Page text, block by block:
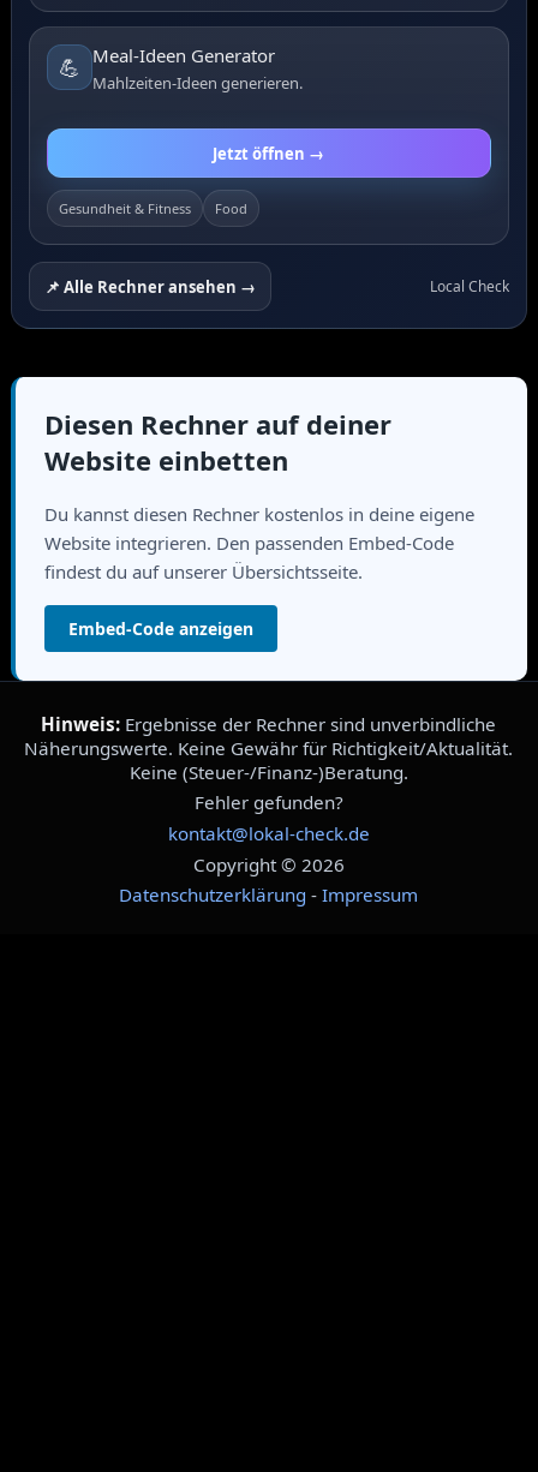
💪 Meal-Ideen Generator
Mahlzeiten-Ideen generieren.
Jetzt öffnen →
Gesundheit & Fitness Food
📌 Alle Rechner ansehen → Local Check
Diesen Rechner auf deiner
Website einbetten
Du kannst diesen Rechner kostenlos in deine eigene
Website integrieren. Den passenden Embed-Code
findest du auf unserer Übersichtsseite.
Embed-Code anzeigen
Hinweis: Ergebnisse der Rechner sind unverbindliche
Näherungswerte. Keine Gewähr für Richtigkeit/Aktualität.
Keine (Steuer-/Finanz-)Beratung.
Fehler gefunden?
kontakt@lokal-check.de
Copyright © 2026
Datenschutzerklärung -Impressum